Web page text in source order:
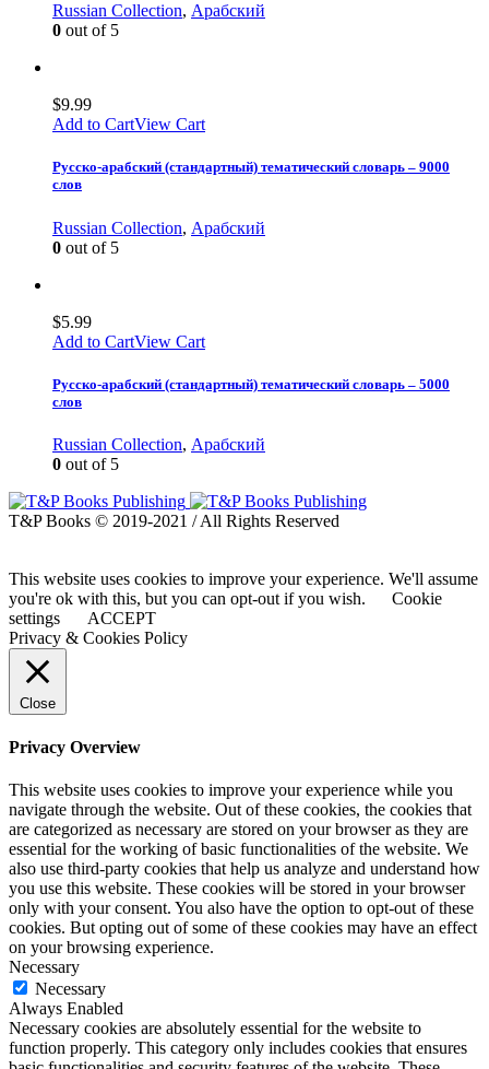
Russian Collection, Арабский
0 out of 5
$9.99
Add to CartView Cart
Русско-арабский (стандартный) тематический словарь – 9000
слов
Russian Collection, Арабский
0 out of 5
$5.99
Add to CartView Cart
Русско-арабский (стандартный) тематический словарь – 5000
слов
Russian Collection, Арабский
0 out of 5
T&P Books © 2019-2021 / All Rights Reserved
This website uses cookies to improve your experience. We'll assume
you're ok with this, but you can opt-out if you wish.
Cookie
settings
ACCEPT
Privacy & Cookies Policy
Close
Privacy Overview
This website uses cookies to improve your experience while you
navigate through the website. Out of these cookies, the cookies that
are categorized as necessary are stored on your browser as they are
essential for the working of basic functionalities of the website. We
also use third-party cookies that help us analyze and understand how
you use this website. These cookies will be stored in your browser
only with your consent. You also have the option to opt-out of these
cookies. But opting out of some of these cookies may have an effect
on your browsing experience.
Necessary
Necessary
Always Enabled
Necessary cookies are absolutely essential for the website to
function properly. This category only includes cookies that ensures